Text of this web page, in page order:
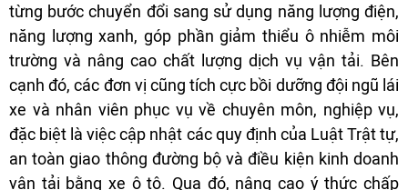
từng bước chuyển đổi sang sử dụng năng lượng điện,
năng lượng xanh, góp phần giảm thiểu ô nhiễm môi
trường và nâng cao chất lượng dịch vụ vận tải. Bên
cạnh đó, các đơn vị cũng tích cực bồi dưỡng đội ngũ lái
xe và nhân viên phục vụ về chuyên môn, nghiệp vụ,
đặc biệt là việc cập nhật các quy định của Luật Trật tự,
an toàn giao thông đường bộ và điều kiện kinh doanh
vận tải bằng xe ô tô. Qua đó, nâng cao ý thức chấp